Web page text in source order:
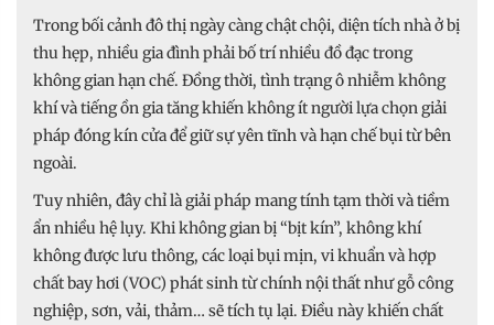
Trong bối cảnh đô thị ngày càng chật chội, diện tích nhà ở bị
thu hẹp, nhiều gia đình phải bố trí nhiều đồ đạc trong
không gian hạn chế. Đồng thời, tình trạng ô nhiễm không
khí và tiếng ồn gia tăng khiến không ít người lựa chọn giải
pháp đóng kín cửa để giữ sự yên tĩnh và hạn chế bụi từ bên
ngoài.
Tuy nhiên, đây chỉ là giải pháp mang tính tạm thời và tiềm
ẩn nhiều hệ lụy. Khi không gian bị “bịt kín”, không khí
không được lưu thông, các loại bụi mịn, vi khuẩn và hợp
chất bay hơi (VOC) phát sinh từ chính nội thất như gỗ công
nghiệp, sơn, vải, thảm… sẽ tích tụ lại. Điều này khiến chất